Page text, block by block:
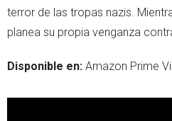
terror de las tropas nazis.
planea su propia venganza
Disponible en: Amazon Prime